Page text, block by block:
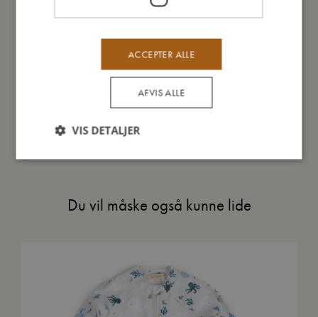
Jeg er lavet af
Du vil måske også kunne lide
ACCEPTER ALLE
AFVIS ALLE
VIS DETALJER